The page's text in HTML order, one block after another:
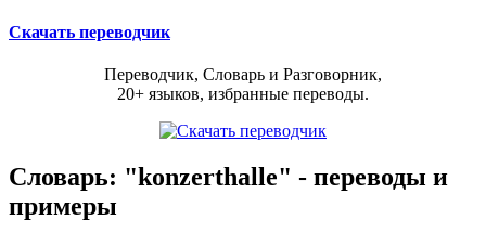
Скачать переводчик
Переводчик, Словарь и Разговорник,
20+ языков, избранные переводы.
Словарь: "konzerthalle" - переводы и
примеры